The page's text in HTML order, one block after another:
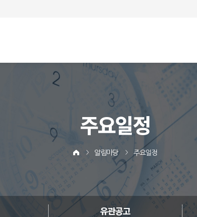
주요일정
알림마당 주요일정
유관공고